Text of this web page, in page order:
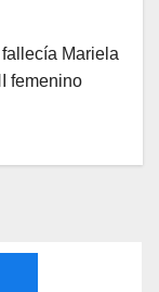
Mariela
femenino